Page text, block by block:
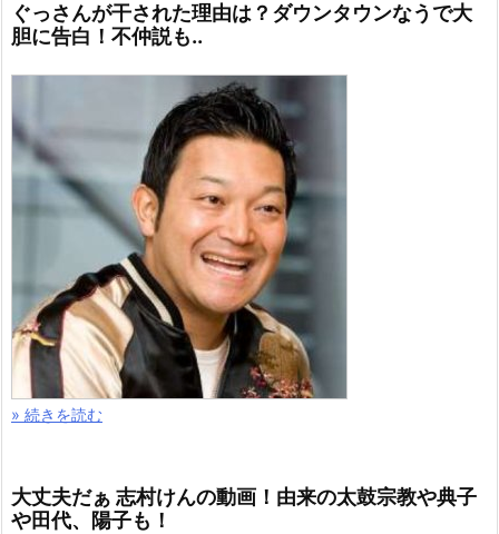
ぐっさんが干された理由は？ダウンタウンなうで大
胆に告白！不仲説も..
» 続きを読む
大丈夫だぁ 志村けんの動画！由来の太鼓宗教や典子
や田代、陽子も！